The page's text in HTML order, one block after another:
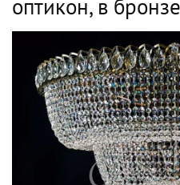
оптикон, в бронзе